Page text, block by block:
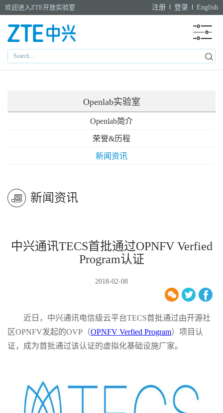
欢迎进入ZTE开放实验室 注册 登录 English
Openlab实验室
Openlab简介
荣誉&历程
新闻资讯
新闻资讯
中兴通讯TECS首批通过OPNFV Verfied
Program认证
2018-02-08
近日，中兴通讯电信级云平台TECS首批通过由开源社
区OPNFV发起的OVP（OPNFV Verfied Program）项目认
证，成为首批通过该认证的虚拟化基础设施厂家。